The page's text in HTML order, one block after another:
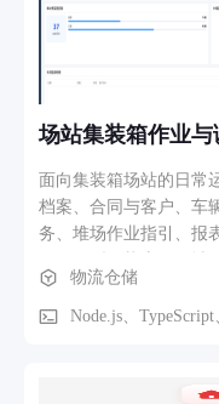
场站集装箱作业
面向集装箱场站的日常
档案、合同与客户、车
务、堆场作业指引、报
人员快速查询库存、安
记、重复沟通和信息遗
物流仓储
Node.js、TypeScript